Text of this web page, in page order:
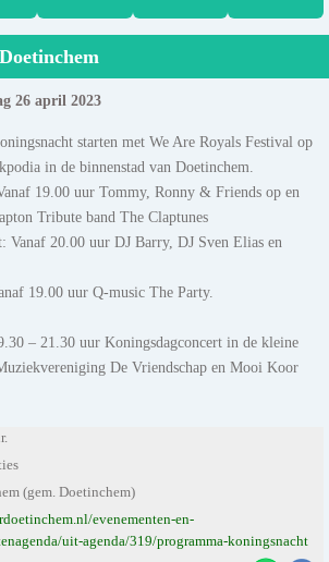
26 april 2023
starten met We Are Royals Festival op
in de binnenstad van Doetinchem.
19.00 uur Tommy, Ronny & Friends op en
Tribute band The Claptunes
Vanaf 20.00 uur DJ Barry, DJ Sven Elias en
19.00 uur Q-music The Party.
– 21.30 uur Koningsdagconcert in de kleine
De Vriendschap en Mooi Koor
(gem. Doetinchem)
evenementen-en-
uit-agenda/319/programma-koningsnacht